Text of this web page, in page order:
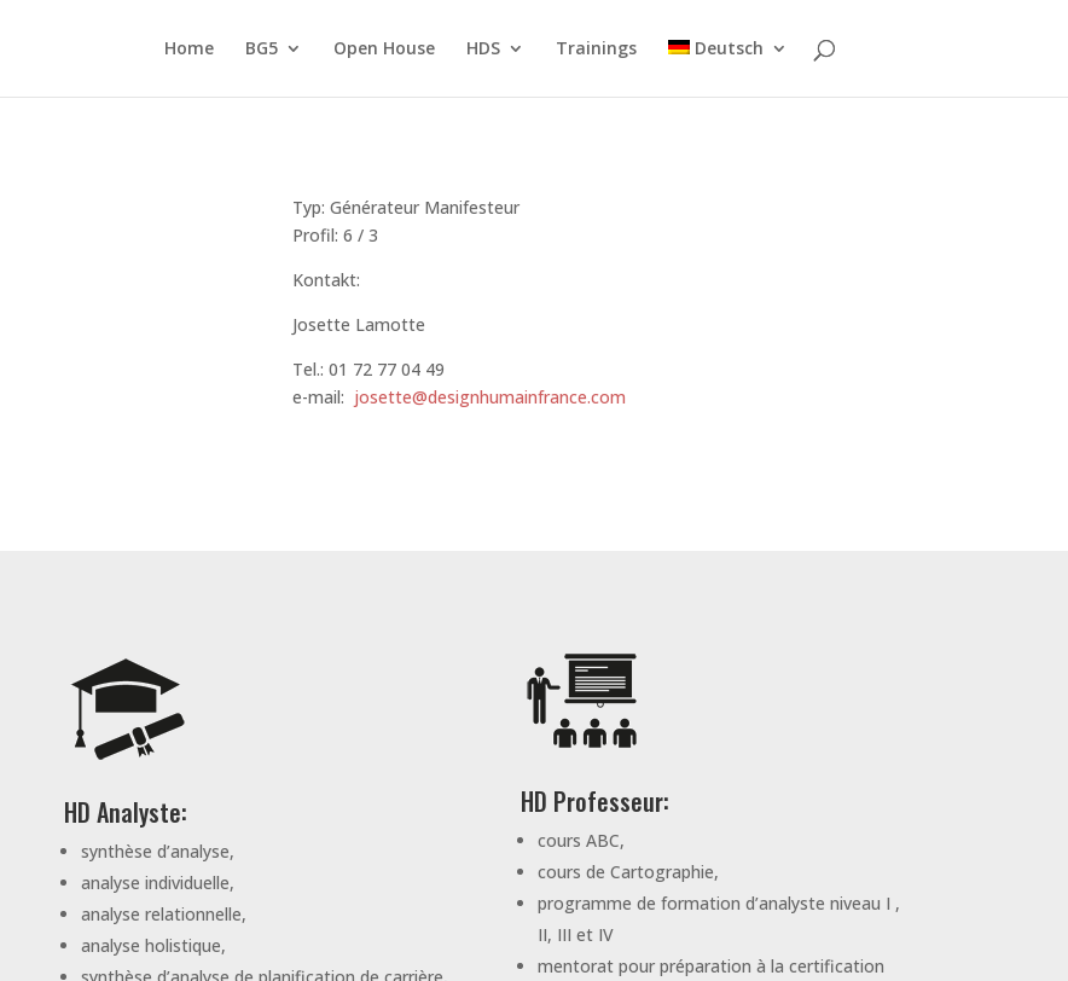
Home BG5 Open House HDS Trainings Deutsch
Typ: Générateur Manifesteur
Profil: 6 / 3
Kontakt:
Josette Lamotte
Tel.: 01 72 77 04 49
e-mail: josette@designhumainfrance.com
HD Analyste:
synthèse d’analyse,
analyse individuelle,
analyse relationnelle,
analyse holistique,
HD Professeur:
cours ABC,
cours de Cartographie,
programme de formation d’analyste niveau I ,
II, III et IV
mentorat pour préparation à la certification